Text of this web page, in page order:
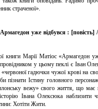
страченої».
уже відбувся :
книги Марії Матіос «Армагедон
у цьому пеклі є Іван
гадючки чужої крові на
пізнати Істину головного
вежу» свого життя, що має
Івана Олексюка
Хотіти Жити.